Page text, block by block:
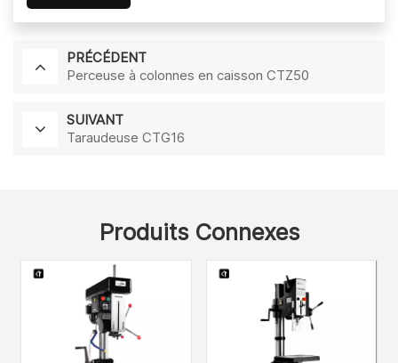
PRÉCÉDENT
Perceuse à colonnes en caisson CTZ50
SUIVANT
Taraudeuse CTG16
Produits Connexes